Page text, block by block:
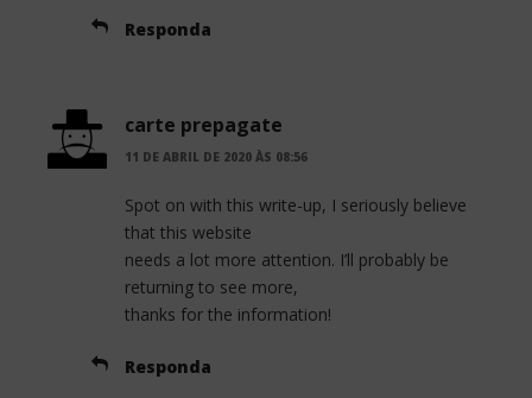
Responda
carte prepagate
11 DE ABRIL DE 2020 ÀS 08:56
Spot on with this write-up, I seriously believe
that this website
needs a lot more attention. I’ll probably be
returning to see more,
thanks for the information!
Responda